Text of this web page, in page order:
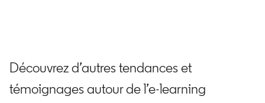
Découvrez d’autres tendances et
témoignages autour de l’e-learning